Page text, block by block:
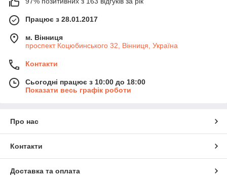
Працює з 28.01.2017
м. Вінниця
проспект Коцюбинського 32, Вінниця, Україна
Контакти
Сьогодні працює з 10:00 до 18:00
Показати весь графік роботи
Про нас
Контакти
Доставка та оплата